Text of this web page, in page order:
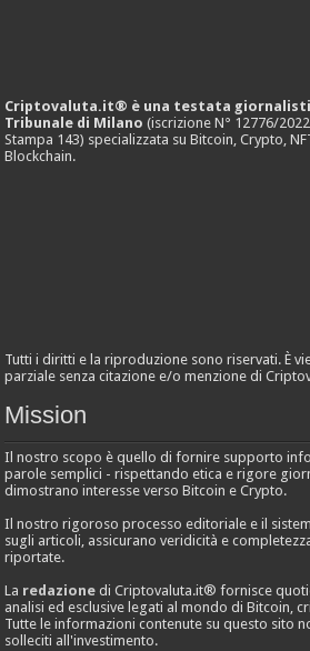
Criptovaluta.it® è una testata
Tribunale di Milano (iscrizione N° 12776/
Stampa 143) specializzata su Bitcoin, Crypto,
Blockchain.
Tutti i diritti e la riproduzione sono riservati. È
parziale senza citazione e/o menzione di
Mission
Il nostro scopo è quello di fornire supporto
parole semplici - rispettando etica e rigore
dimostrano interesse verso Bitcoin e Crypto.
Il nostro rigoroso processo editoriale e il
sugli articoli, assicurano veridicità e
riportate.
La redazione di Criptovaluta.it® fornisce
analisi ed esclusive legati al mondo di Bitcoin,
Tutte le informazioni contenute su questo sito
solleciti all'investimento.